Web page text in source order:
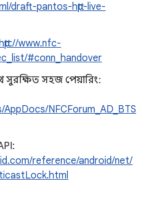
draft-pantos-http-live-
www.nfc-
#conn_handover
সুরক্ষিত সহজ পেয়ারিং:
NFCForum_AD_BTS
reference/android/net/